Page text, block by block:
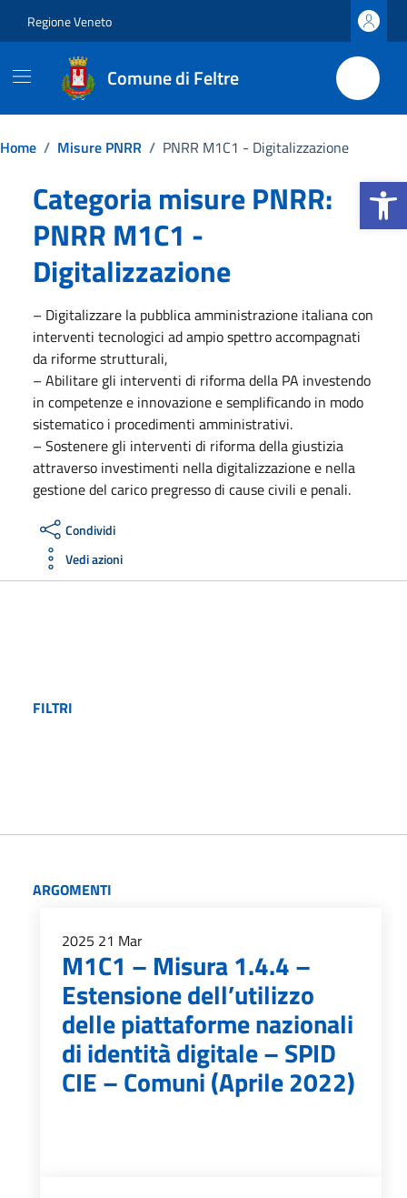
Apri la
Regione Veneto
Comune di Feltre
Home / Misure PNRR / PNRR M1C1 - Digitalizzazione
Categoria misure PNRR:
PNRR M1C1 -
Digitalizzazione
– Digitalizzare la pubblica amministrazione italiana con
interventi tecnologici ad ampio spettro accompagnati
da riforme strutturali,
– Abilitare gli interventi di riforma della PA investendo
in competenze e innovazione e semplificando in modo
sistematico i procedimenti amministrativi.
– Sostenere gli interventi di riforma della giustizia
attraverso investimenti nella digitalizzazione e nella
gestione del carico pregresso di cause civili e penali.
Condividi
Vedi azioni
FILTRI
ARGOMENTI
2025 21 Mar
M1C1 – Misura 1.4.4 –
Estensione dell’utilizzo
delle piattaforme nazionali
di identità digitale – SPID
CIE – Comuni (Aprile 2022)